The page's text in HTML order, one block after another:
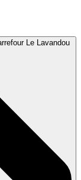
Le Lavandou